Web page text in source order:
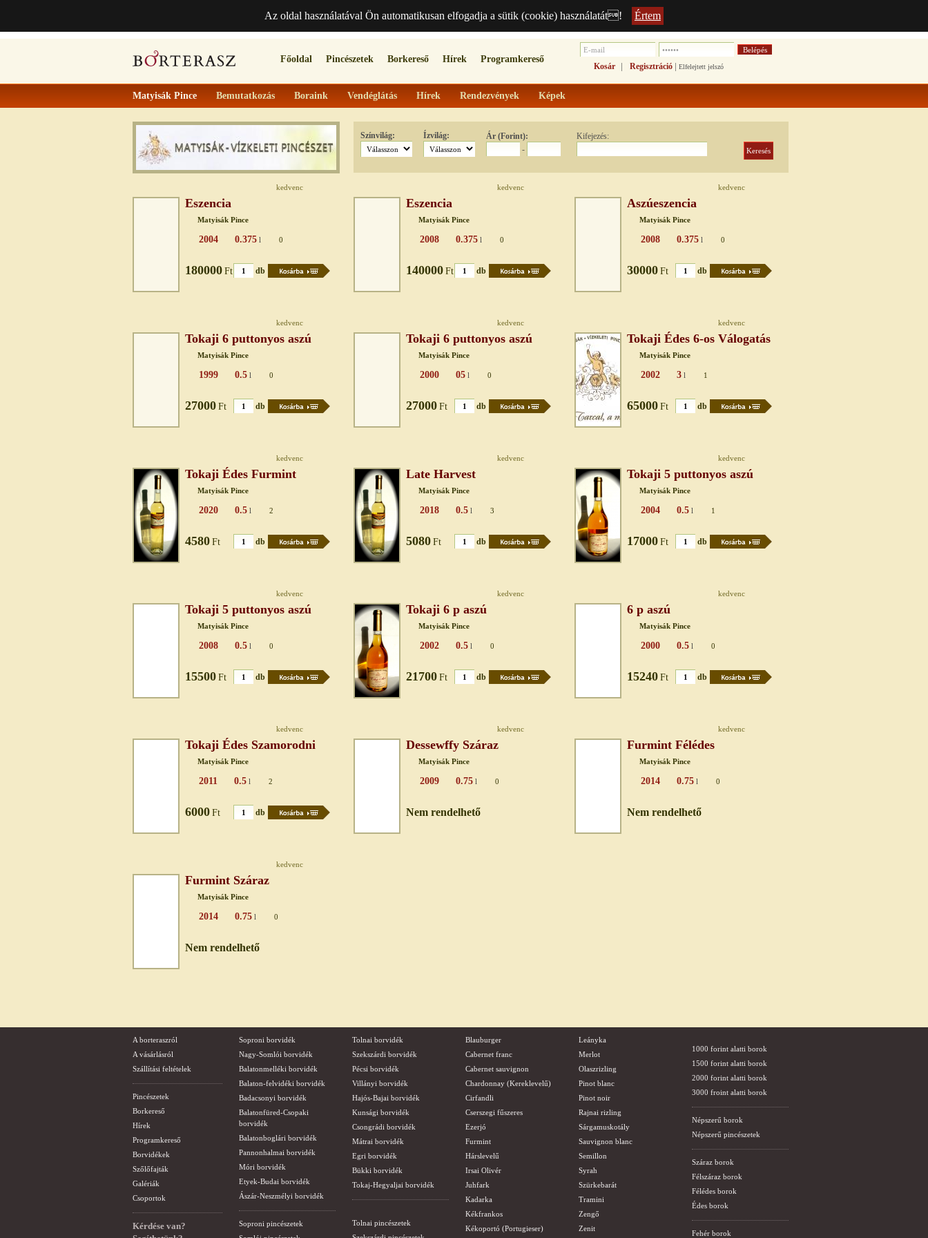
Az oldal használatával Ön automatikusan elfogadja a sütik (cookie) használatát! Értem
Főoldal Pincészetek Borkereső Hírek Programkereső
Kosár | Regisztráció | Elfelejtett jelszó
Matyisák Pince Bemutatkozás Boraink Vendéglátás Hírek Rendezvények Képek
Színvilág: Ízvilág:
Ár (Forint):
-
Kifejezés:
kedvenc
Eszencia
Matyisák Pince
2004 0.375 l 0
180000 Ft db
kedvenc
Eszencia
Matyisák Pince
2008 0.375 l 0
140000 Ft db
kedvenc
Aszúeszencia
Matyisák Pince
2008 0.375 l 0
30000 Ft db
kedvenc
Tokaji 6 puttonyos aszú
Matyisák Pince
1999 0.5 l 0
27000 Ft db
kedvenc
Tokaji 6 puttonyos aszú
Matyisák Pince
2000 05 l 0
27000 Ft db
kedvenc
Tokaji Édes 6-os Válogatás
Matyisák Pince
2002 3 l 1
65000 Ft db
kedvenc
Tokaji Édes Furmint
Matyisák Pince
2020 0.5 l 2
4580 Ft db
kedvenc
Late Harvest
Matyisák Pince
2018 0.5 l 3
5080 Ft db
kedvenc
Tokaji 5 puttonyos aszú
Matyisák Pince
2004 0.5 l 1
17000 Ft db
kedvenc
Tokaji 5 puttonyos aszú
Matyisák Pince
2008 0.5 l 0
15500 Ft db
kedvenc
Tokaji 6 p aszú
Matyisák Pince
2002 0.5 l 0
21700 Ft db
kedvenc
6 p aszú
Matyisák Pince
2000 0.5 l 0
15240 Ft db
kedvenc
Tokaji Édes Szamorodni
Matyisák Pince
2011 0.5 l 2
6000 Ft db
kedvenc
Dessewffy Száraz
Matyisák Pince
2009 0.75 l 0
Nem rendelhető
kedvenc
Furmint Félédes
Matyisák Pince
2014 0.75 l 0
Nem rendelhető
kedvenc
Furmint Száraz
Matyisák Pince
2014 0.75 l 0
Nem rendelhető
A borteraszról
A vásárlásról
Szállítási feltételek
Pincészetek
Borkereső
Hírek
Programkereső
Borvidékek
Szőlőfajták
Galériák
Csoportok
Kérdése van?
Soproni borvidék
Nagy-Somlói borvidék
Balatonmelléki borvidék
Balaton-felvidéki borvidék
Badacsonyi borvidék
Balatonfüred-Csopaki
borvidék
Balatonboglári borvidék
Pannonhalmai borvidék
Móri borvidék
Etyek-Budai borvidék
Ászár-Neszmélyi borvidék
Soproni pincészetek
Tolnai borvidék
Szekszárdi borvidék
Pécsi borvidék
Villányi borvidék
Hajós-Bajai borvidék
Kunsági borvidék
Csongrádi borvidék
Mátrai borvidék
Egri borvidék
Bükki borvidék
Tokaj-Hegyaljai borvidék
Tolnai pincészetek
Blauburger
Cabernet franc
Cabernet sauvignon
Chardonnay (Kereklevelű)
Cirfandli
Cserszegi fűszeres
Ezerjó
Furmint
Hárslevelű
Irsai Olivér
Juhfark
Kadarka
Kékfrankos
Kékoportó (Portugieser)
Leányka
Merlot
Olaszrizling
Pinot blanc
Pinot noir
Rajnai rizling
Sárgamuskotály
Sauvignon blanc
Semillon
Syrah
Szürkebarát
Tramini
Zengő
Zenit
1000 forint alatti borok
1500 forint alatti borok
2000 forint alatti borok
3000 froint alatti borok
Népszerű borok
Népszerű pincészetek
Száraz borok
Félszáraz borok
Félédes borok
Édes borok
Fehér borok